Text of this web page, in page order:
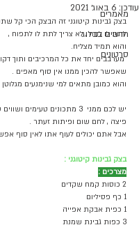
מאמרים
חדשים בבלוג
סרטונים
עודכן: 6 באוג׳ 2021
בצק גבינות קיטוגני זה הבצק הכי קל
לתת לו לנוח , לא צריך לתת לו לתפוח ,
והוא תמיד מצליח.
מערבבים יחד את כל המרכיבים ותוך
שאפשר להכין ממנו אין סוף מאפים .
והוא כמובן מתאים למי שנימנעים מגלוטן
יש לכם ממני  3 מתכונים טעימים ושווים עם הבצק הזה ,
פיצה , לחם שום ופיתות זעתר .
אבל אתם יכולים לעוף אתו לאין סוף
בצק גבינות קיטוגני :
מצרכים :
2 כוסות קמח שקדים
1 כף פסיליום
1 כפית אבקת אפייה
3 כפות גבינת שמנת